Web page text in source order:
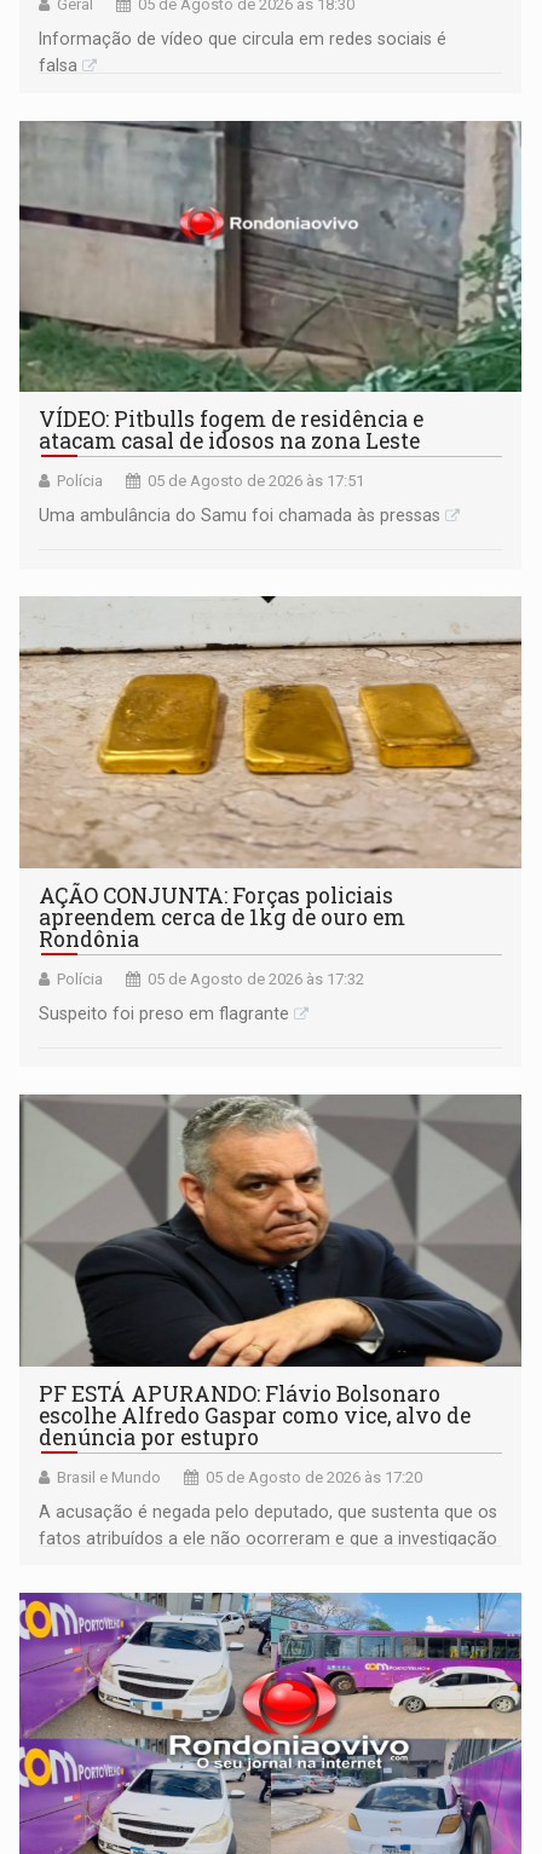
Geral 05 de Agosto de 2026 às 18:30
Informação de vídeo que circula em redes sociais é
falsa
VÍDEO: Pitbulls fogem de residência e
atacam casal de idosos na zona Leste
Polícia 05 de Agosto de 2026 às 17:51
Uma ambulância do Samu foi chamada às pressas
AÇÃO CONJUNTA: Forças policiais
apreendem cerca de 1kg de ouro em
Rondônia
Polícia 05 de Agosto de 2026 às 17:32
Suspeito foi preso em flagrante
PF ESTÁ APURANDO: Flávio Bolsonaro
escolhe Alfredo Gaspar como vice, alvo de
denúncia por estupro
Brasil e Mundo 05 de Agosto de 2026 às 17:20
A acusação é negada pelo deputado, que sustenta que os
fatos atribuídos a ele não ocorreram e que a investigação